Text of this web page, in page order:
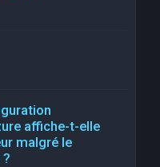
affiche-t-elle
malgré le